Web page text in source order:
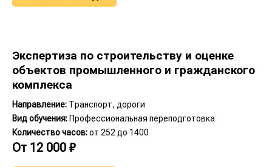
Экспертиза по строительству и оценке
объектов промышленного и гражданского
комплекса
Направление: Транспорт, дороги
Вид обучения: Профессиональная переподготовка
Количество часов:от 252 до 1400
От 12 000 ₽